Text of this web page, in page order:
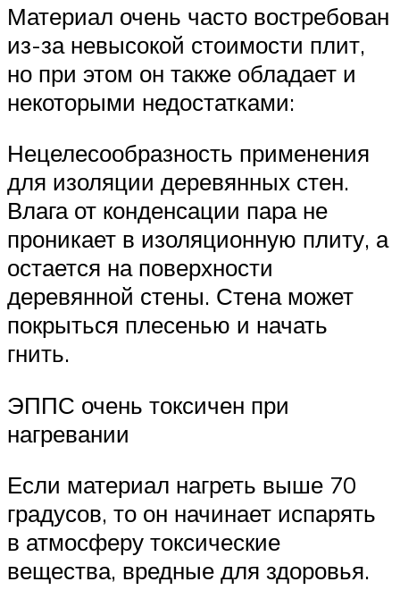
Материал очень часто востребован
из-за невысокой стоимости плит,
но при этом он также обладает и
некоторыми недостатками:
Нецелесообразность применения
для изоляции деревянных стен.
Влага от конденсации пара не
проникает в изоляционную плиту, а
остается на поверхности
деревянной стены. Стена может
покрыться плесенью и начать
гнить.
ЭППС очень токсичен при
нагревании
Если материал нагреть выше 70
градусов, то он начинает испарять
в атмосферу токсические
вещества, вредные для здоровья.